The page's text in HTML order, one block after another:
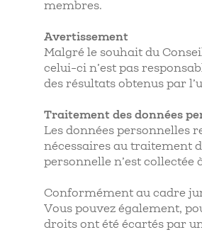
membres.
Avertissement
Malgré le souhait du
celui-ci n’est pas
des résultats obtenus par
Traitement des données
Les données personnelles
nécessaires au traitement
personnelle n’est collectée
Conformément au cadre
Vous pouvez également,
droits ont été écartés par